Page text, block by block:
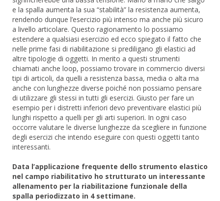
e la spalla aumenta la sua “stabilità” la resistenza aumenta,
rendendo dunque l’esercizio più intenso ma anche più sicuro
a livello articolare. Questo ragionamento lo possiamo
estendere a qualsiasi esercizio ed ecco spiegato il fatto che
nelle prime fasi di riabilitazione si prediligano gli elastici ad
altre tipologie di oggetti. In merito a questi strumenti
chiamati anche loop, possiamo trovare in commercio diversi
tipi di articoli, da quelli a resistenza bassa, media o alta ma
anche con lunghezze diverse poiché non possiamo pensare
di utilizzare gli stessi in tutti gli esercizi. Giusto per fare un
esempio per i distretti inferiori devo preventivare elastici più
lunghi rispetto a quelli per gli arti superiori. In ogni caso
occorre valutare le diverse lunghezze da scegliere in funzione
degli esercizi che intendo eseguire con questi oggetti tanto
interessanti.
Data l’applicazione frequente dello strumento elastico
nel campo riabilitativo ho strutturato un interessante
allenamento per la riabilitazione funzionale della
spalla periodizzato in 4 settimane.